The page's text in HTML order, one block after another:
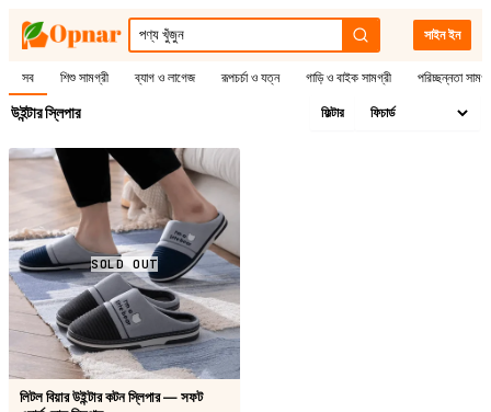
সাইন ইন
সব শিশু সামগ্রী ব্যাগ ও লাগেজ রূপচর্চা ও যত্ন গাড়ি ও বাইক সামগ্রী পরিচ্ছন্নতা
উইন্টার স্লিপার ফিল্টার
SOLD OUT
লিটল বিয়ার উইন্টার কটন স্লিপার — সফট